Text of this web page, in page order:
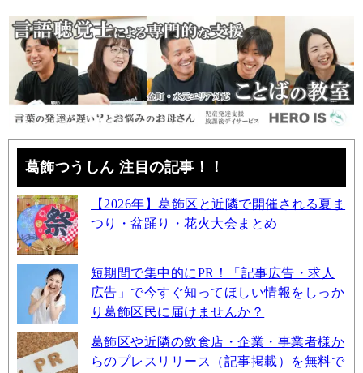
葛飾つうしん 注目の記事！！
【2026年】葛飾区と近隣で開催される夏ま
つり・盆踊り・花火大会まとめ
短期間で集中的にPR！「記事広告・求人
広告」で今すぐ知ってほしい情報をしっか
り葛飾区民に届けませんか？
葛飾区や近隣の飲食店・企業・事業者様か
らのプレスリリース（記事掲載）を無料で